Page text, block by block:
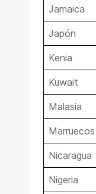
Jamaica
Japón
Kenia
Kuwait
Malasia
Marruecos
Nicaragua
Nigeria